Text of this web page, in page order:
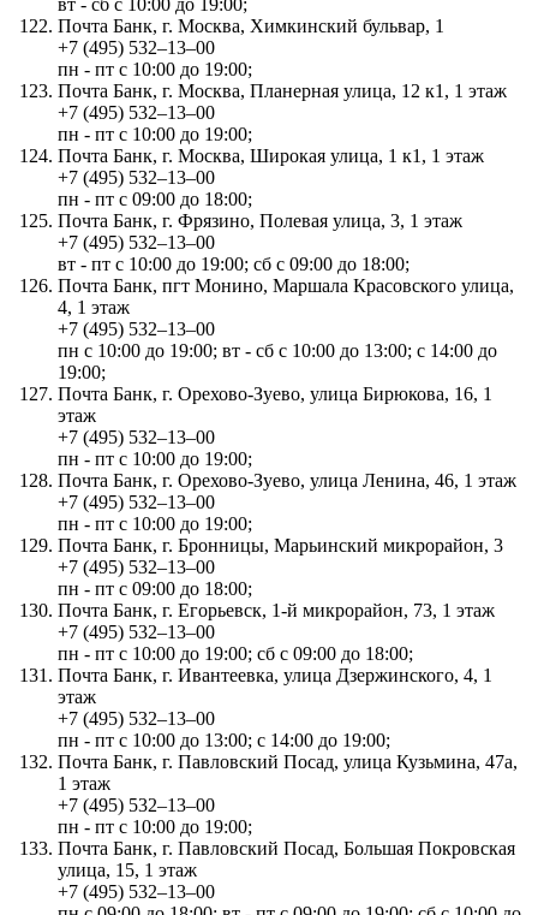
Почта Банк, г. Москва, Химкинский бульвар, 1
+7 (495) 532‒13‒00
пн - пт с 10:00 до 19:00;
Почта Банк, г. Москва, Планерная улица, 12 к1, 1 этаж
+7 (495) 532‒13‒00
пн - пт с 10:00 до 19:00;
Почта Банк, г. Москва, Широкая улица, 1 к1, 1 этаж
+7 (495) 532‒13‒00
пн - пт с 09:00 до 18:00;
Почта Банк, г. Фрязино, Полевая улица, 3, 1 этаж
+7 (495) 532‒13‒00
вт - пт с 10:00 до 19:00; сб с 09:00 до 18:00;
Почта Банк, пгт Монино, Маршала Красовского улица,
4, 1 этаж
+7 (495) 532‒13‒00
пн с 10:00 до 19:00; вт - сб с 10:00 до 13:00; с 14:00 до
19:00;
Почта Банк, г. Орехово-Зуево, улица Бирюкова, 16, 1
этаж
+7 (495) 532‒13‒00
пн - пт с 10:00 до 19:00;
Почта Банк, г. Орехово-Зуево, улица Ленина, 46, 1 этаж
+7 (495) 532‒13‒00
пн - пт с 10:00 до 19:00;
Почта Банк, г. Бронницы, Марьинский микрорайон, 3
+7 (495) 532‒13‒00
пн - пт с 09:00 до 18:00;
Почта Банк, г. Егорьевск, 1-й микрорайон, 73, 1 этаж
+7 (495) 532‒13‒00
пн - пт с 10:00 до 19:00; сб с 09:00 до 18:00;
Почта Банк, г. Ивантеевка, улица Дзержинского, 4, 1
этаж
+7 (495) 532‒13‒00
пн - пт с 10:00 до 13:00; с 14:00 до 19:00;
Почта Банк, г. Павловский Посад, улица Кузьмина, 47а,
1 этаж
+7 (495) 532‒13‒00
пн - пт с 10:00 до 19:00;
Почта Банк, г. Павловский Посад, Большая Покровская
улица, 15, 1 этаж
+7 (495) 532‒13‒00